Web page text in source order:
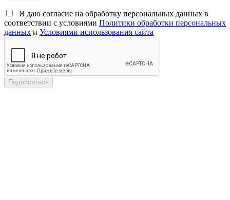
Я даю согласие на обработку персональных данных в
соответствии с условиями Политики обработки персональных
данных и Условиями использования сайта
Подписаться